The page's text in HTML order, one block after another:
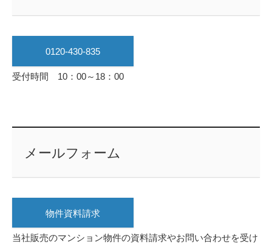
0120-430-835
受付時間 10：00～18：00
メールフォーム
物件資料請求
当社販売のマンション物件の資料請求やお問い合わせを受け